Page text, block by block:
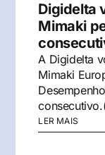
Digidelta
Mimaki
A Digidelta
Mimaki
LER MAIS